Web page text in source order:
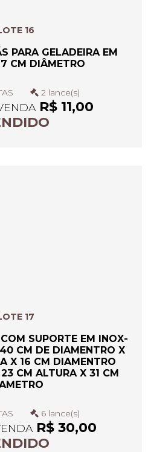
16
PARA GELADEIRA EM
CM DIÂMETRO
2 lance(s)
R$ 11,00
17
SUPORTE EM INOX-
CM DE DIAMENTRO X
X 16 CM DIAMENTRO
CM ALTURA X 31 CM
6 lance(s)
R$ 30,00